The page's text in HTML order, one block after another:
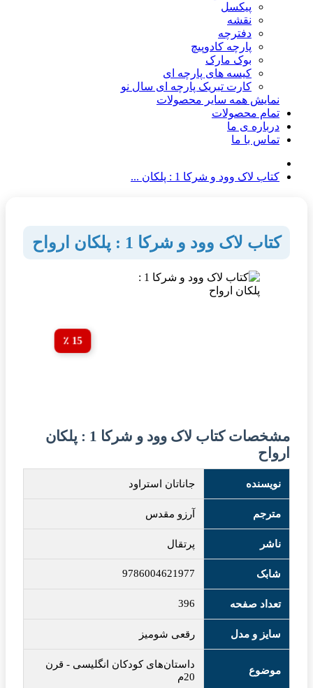
پیکسل
نقشه
دفترچه
پارچه کادوپیچ
بوک مارک
کیسه های پارچه ای
کارت تبریک پارچه ای سال نو
نمایش همه سایر محصولات
تمام محصولات
درباره ی ما
تماس با ما
کتاب لاک وود و شرکا 1 : پلکان ...
کتاب لاک وود و شرکا 1 : پلکان ارواح
15 ٪
مشخصات کتاب لاک وود و شرکا 1 : پلکان
ارواح
نویسنده جاناتان استراود
مترجم آرزو مقدس
ناشر پرتقال
شابک 9786004621977
تعداد صفحه 396
سایز و مدل رقعی شومیز
موضوع
داستان‌های کودکان انگلیسی - قرن
20م